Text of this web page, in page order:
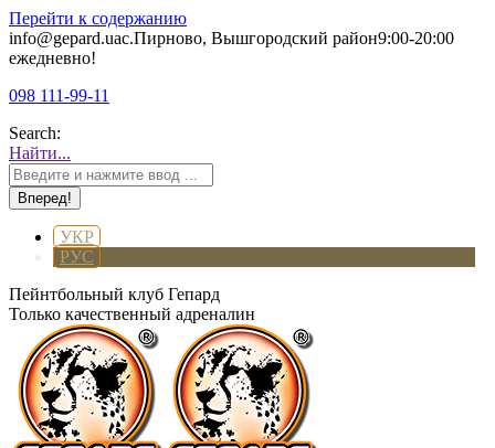
Перейти к содержанию
info@gepard.uaс.Пирново, Вышгородский район9:00-20:00
ежедневно!
098 111-99-11
Search:
Найти...
УКР
РУС
Пейнтбольный клуб Гепард
Только качественный адреналин